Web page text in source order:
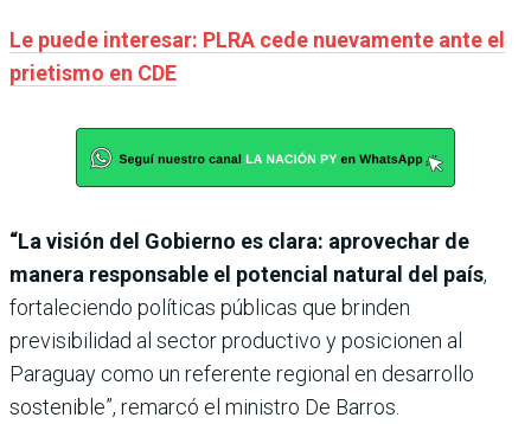
Le puede interesar: PLRA cede nuevamente ante el
prietismo en CDE
“La visión del Gobierno es clara: aprovechar de
manera responsable el potencial natural del país,
fortaleciendo políticas públicas que brinden
previsibilidad al sector productivo y posicionen al
Paraguay como un referente regional en desarrollo
sostenible”, remarcó el ministro De Barros.